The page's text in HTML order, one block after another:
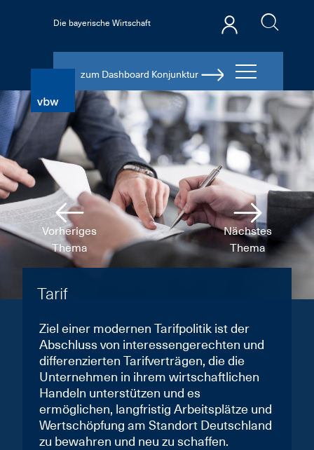
Die bayerische Wirtschaft
zum Dashboard Konjunktur
Vorheriges
Thema
Nächstes
Thema
Tarif
Ziel einer modernen Tarifpolitik ist der
Abschluss von interessengerechten und
differenzierten Tarifverträgen, die die
Unternehmen in ihrem wirtschaftlichen
Handeln unterstützen und es
ermöglichen, langfristig Arbeitsplätze und
Wertschöpfung am Standort Deutschland
zu bewahren und neu zu schaffen.